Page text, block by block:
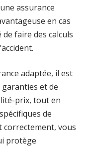
assurance
en cas
faire des calculs
adaptée, il est
garanties et de
prix, tout en
de
correctement, vous
protège